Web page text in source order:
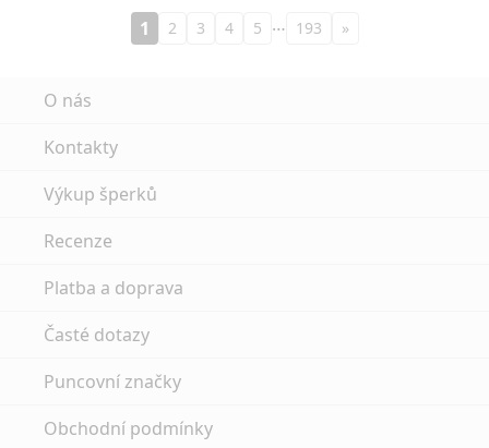
1 2 3 4 5 … 193 »
O nás
Kontakty
Výkup šperků
Recenze
Platba a doprava
Časté dotazy
Puncovní značky
Obchodní podmínky